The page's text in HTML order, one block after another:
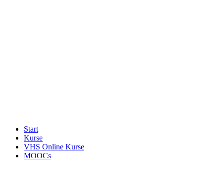
Start
Kurse
VHS Online Kurse
MOOCs